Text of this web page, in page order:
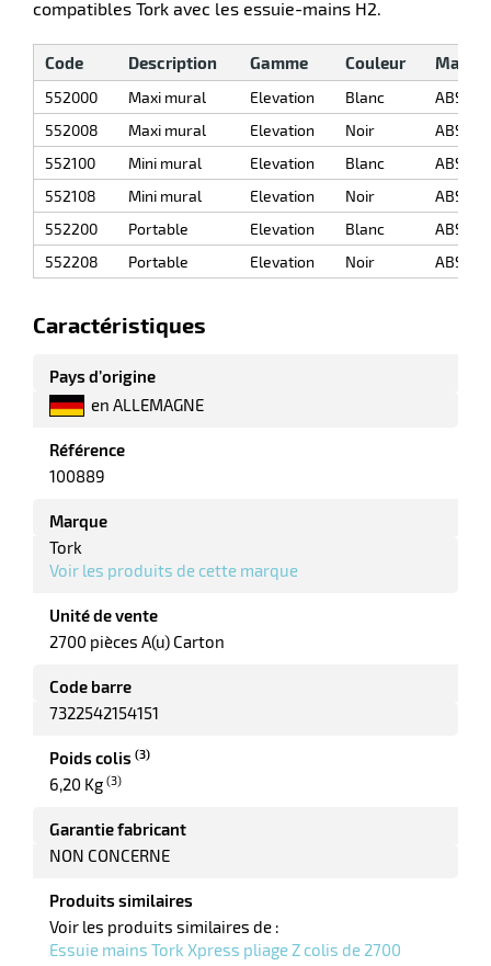
compatibles Tork avec les essuie-mains H2.
Code Description Gamme Couleur
552000 Maxi mural Elevation Blanc
ABS
552008
Maxi mural Elevation Noir
ABS
552100
Mini mural Elevation Blanc
ABS
552108
Mini mural Elevation Noir
ABS
552200
Portable Elevation Blanc
ABS
552208
Portable Elevation Noir ABS
Caractéristiques
Pays d’origine
en ALLEMAGNE
Référence
100889
Marque
Tork
Voir les produits de cette marque
Unité de vente
2700 pièces A(u) Carton
Code barre
7322542154151
Poids colis (3)
6,20 Kg (3)
Garantie fabricant
NON CONCERNE
Produits similaires
Voir les produits similaires de :
Essuie mains Tork Xpress pliage Z colis de 2700